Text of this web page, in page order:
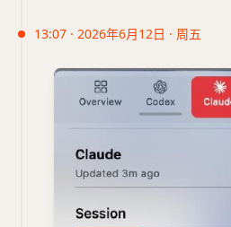
13:07 · 2026年6月12日 · 周五